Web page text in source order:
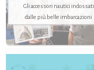
Gli accessori nautici indossati
dalle più belle imbarcazioni